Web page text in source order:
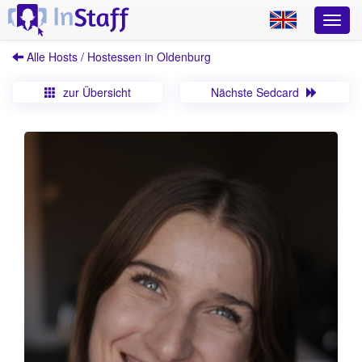
Alle Hosts / Hostessen in Oldenburg
zur Übersicht Nächste Sedcard